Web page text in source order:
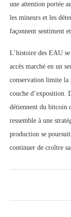
une attention portée
les mineurs et les
façonnent sentiment
L’histoire des EAU
accès marché en un
conservation limite la
couche d’exposition.
détiennent du bitcoin
ressemble à une
production se
continuer de croître